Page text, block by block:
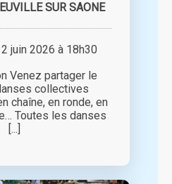
SUR SAONE
juin 2026 à 18h30
Venez partager le
collectives
chaîne, en ronde, en
Toutes les danses
[...]